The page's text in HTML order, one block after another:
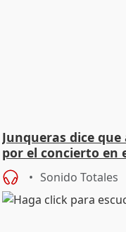
Junqueras dice
por el concierto en
Sonido Totales